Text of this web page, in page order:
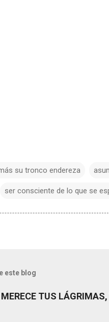
su tronco endereza
ser consciente de lo que se
este blog
TUS